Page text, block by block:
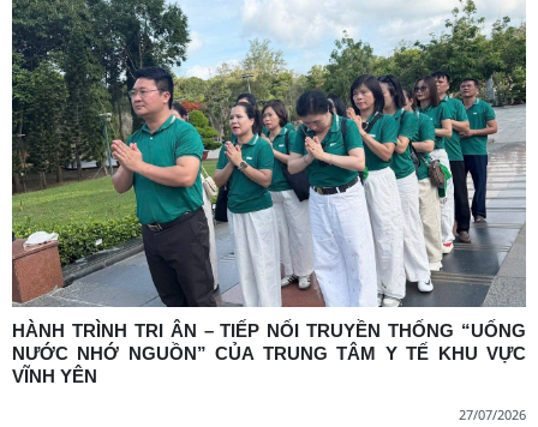
27/07/2026
HÀNH TRÌNH TRI ÂN – TIẾP NỐI TRUYỀN THỐNG “UỐNG
NƯỚC NHỚ NGUỒN” CỦA TRUNG TÂM Y TẾ KHU VỰC
VĨNH YÊN